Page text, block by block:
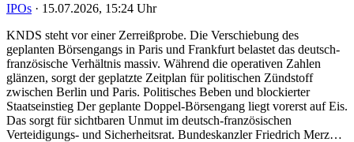
IPOs · 15.07.2026, 15:24 Uhr
KNDS steht vor einer Zerreißprobe. Die Verschiebung des
geplanten Börsengangs in Paris und Frankfurt belastet das deutsch-
französische Verhältnis massiv. Während die operativen Zahlen
glänzen, sorgt der geplatzte Zeitplan für politischen Zündstoff
zwischen Berlin und Paris. Politisches Beben und blockierter
Staatseinstieg Der geplante Doppel-Börsengang liegt vorerst auf Eis.
Das sorgt für sichtbaren Unmut im deutsch-französischen
Verteidigungs- und Sicherheitsrat. Bundeskanzler Friedrich Merz…